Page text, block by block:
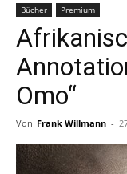
Bücher Premium
Omo“
Von Frank Willmann -